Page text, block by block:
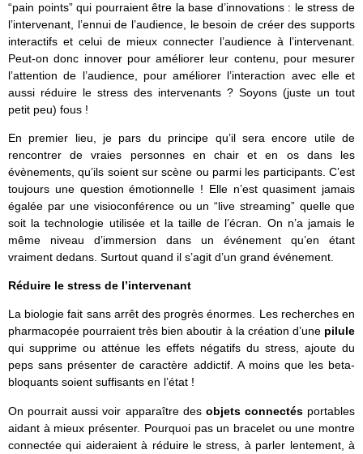
“pain points” qui pourraient être la base d’innovations : le stress de
l’intervenant, l’ennui de l’audience, le besoin de créer des supports
interactifs et celui de mieux connecter l’audience à l’intervenant.
Peut-on donc innover pour améliorer leur contenu, pour mesurer
l’attention de l’audience, pour améliorer l’interaction avec elle et
aussi réduire le stress des intervenants ? Soyons (juste un tout
petit peu) fous !
En premier lieu, je pars du principe qu’il sera encore utile de
rencontrer de vraies personnes en chair et en os dans les
évènements, qu’ils soient sur scène ou parmi les participants. C’est
toujours une question émotionnelle ! Elle n’est quasiment jamais
égalée par une visioconférence ou un “live streaming” quelle que
soit la technologie utilisée et la taille de l’écran. On n’a jamais le
même niveau d’immersion dans un événement qu’en étant
vraiment dedans. Surtout quand il s’agit d’un grand événement.
Réduire le stress de l’intervenant
La biologie fait sans arrêt des progrès énormes. Les recherches en
pharmacopée pourraient très bien aboutir à la création d’une pilule
qui supprime ou atténue les effets négatifs du stress, ajoute du
peps sans présenter de caractère addictif. A moins que les beta-
bloquants soient suffisants en l’état !
On pourrait aussi voir apparaître des objets connectésportables
aidant à mieux présenter. Pourquoi pas un bracelet ou une montre
connectée qui aideraient à réduire le stress, à parler lentement, à